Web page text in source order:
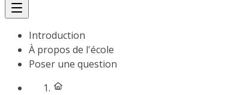
Introduction
À propos de l'école
Poser une question